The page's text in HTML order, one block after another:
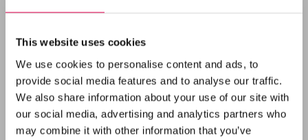
This website uses cookies
We use cookies to personalise content and ads, to
provide social media features and to analyse our traffic.
We also share information about your use of our site with
our social media, advertising and analytics partners who
may combine it with other information that you’ve
Rødby-2 brønden kan i så fald bruges til at
overvåge det kommende CO2-lager, da vi kan
installere avanceret måleudstyr i selve brønden.